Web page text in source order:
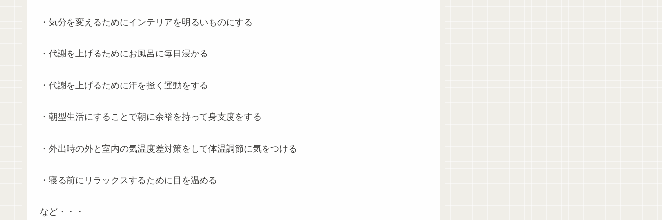
・気分を変えるためにインテリアを明るいものにする
・代謝を上げるためにお風呂に毎日浸かる
・代謝を上げるために汗を掻く運動をする
・朝型生活にすることで朝に余裕を持って身支度をする
・外出時の外と室内の気温度差対策をして体温調節に気をつける
・寝る前にリラックスするために目を温める
など・・・